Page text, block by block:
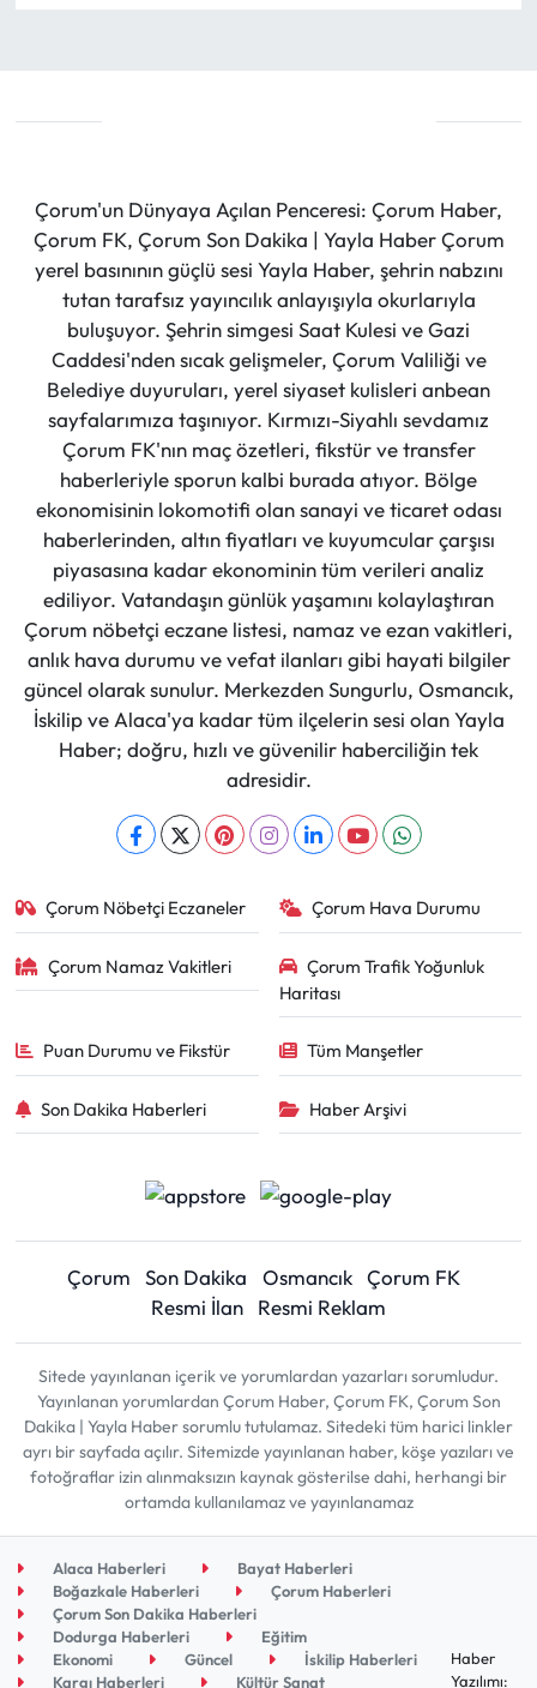
Çorum'un Dünyaya Açılan Penceresi: Çorum Haber,
Çorum FK, Çorum Son Dakika | Yayla Haber Çorum
yerel basınının güçlü sesi Yayla Haber, şehrin nabzını
tutan tarafsız yayıncılık anlayışıyla okurlarıyla
buluşuyor. Şehrin simgesi Saat Kulesi ve Gazi
Caddesi'nden sıcak gelişmeler, Çorum Valiliği ve
Belediye duyuruları, yerel siyaset kulisleri anbean
sayfalarımıza taşınıyor. Kırmızı-Siyahlı sevdamız
Çorum FK'nın maç özetleri, fikstür ve transfer
haberleriyle sporun kalbi burada atıyor. Bölge
ekonomisinin lokomotifi olan sanayi ve ticaret odası
haberlerinden, altın fiyatları ve kuyumcular çarşısı
piyasasına kadar ekonominin tüm verileri analiz
ediliyor. Vatandaşın günlük yaşamını kolaylaştıran
Çorum nöbetçi eczane listesi, namaz ve ezan vakitleri,
anlık hava durumu ve vefat ilanları gibi hayati bilgiler
güncel olarak sunulur. Merkezden Sungurlu, Osmancık,
İskilip ve Alaca'ya kadar tüm ilçelerin sesi olan Yayla
Haber; doğru, hızlı ve güvenilir haberciliğin tek
adresidir.
Çorum Nöbetçi Eczaneler Çorum Hava Durumu
Çorum Namaz Vakitleri
Çorum Trafik Yoğunluk
Haritası
Puan Durumu ve Fikstür Tüm Manşetler
Son Dakika Haberleri Haber Arşivi
Çorum Son Dakika Osmancık Çorum FK
Resmi İlan
Resmi Reklam
Sitede yayınlanan içerik ve yorumlardan yazarları sorumludur.
Yayınlanan yorumlardan Çorum Haber, Çorum FK, Çorum Son
Dakika | Yayla Haber sorumlu tutulamaz. Sitedeki tüm harici linkler
ayrı bir sayfada açılır. Sitemizde yayınlanan haber, köşe yazıları ve
fotoğraflar izin alınmaksızın kaynak gösterilse dahi, herhangi bir
ortamda kullanılamaz ve yayınlanamaz
Alaca Haberleri
Bayat Haberleri
Boğazkale Haberleri
Çorum Haberleri
Çorum Son Dakika Haberleri
Dodurga Haberleri
Eğitim
Ekonomi
Güncel
İskilip Haberleri
Kargı Haberleri
Kültür Sanat
Haber
Yazılımı: